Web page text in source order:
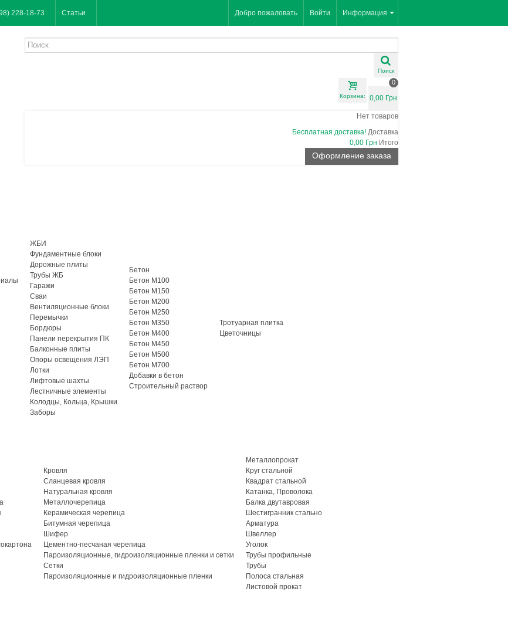
Информация
228-18-73 Статьи Добро пожаловать Войти
Поиск
Корзина:
0
0,00 Грн
Нет товаров
Бесплатная доставка! Доставка
0,00 Грн Итого
Оформление заказа
ЖБИ
Фундаментные блоки
Дорожные плиты
Трубы ЖБ
Гаражи
Сваи
Вентиляционные блоки
Перемычки
Бордюры
Панели перекрытия ПК
Балконные плиты
Опоры освещения ЛЭП
Лотки
Лифтовые шахты
Лестничные элементы
Колодцы, Кольца, Крышки
Заборы
Бетон
Бетон М100
Бетон М150
Бетон М200
Бетон М250
Бетон М350
Бетон М400
Бетон М450
Бетон М500
Бетон М700
Добавки в бетон
Строительный раствор
Тротуарная плитка
Цветочницы
Кровля
Сланцевая кровля
Натуральная кровля
Металлочерепица
Керамическая черепица
Битумная черепица
Шифер
Цементно-песчаная черепица
Пароизоляционные, гидроизоляционные пленки и сетки
Сетки
Пароизоляционные и гидроизоляционные пленки
Металлопрокат
Круг стальной
Квадрат стальной
Катанка, Проволока
Балка двутавровая
Шестигранник стально
Арматура
Швеллер
Уголок
Трубы профильные
Трубы
Полоса стальная
Листовой прокат